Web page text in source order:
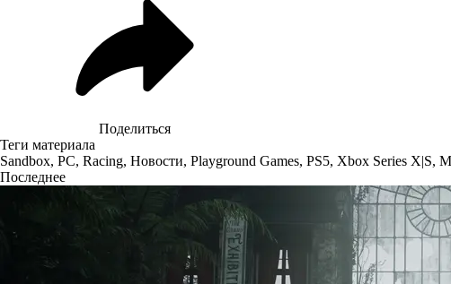
Поделиться
Теги материала
Sandbox, PC, Racing, Новости, Playground Games, PS5, Xbox Series X|S,
Последнее